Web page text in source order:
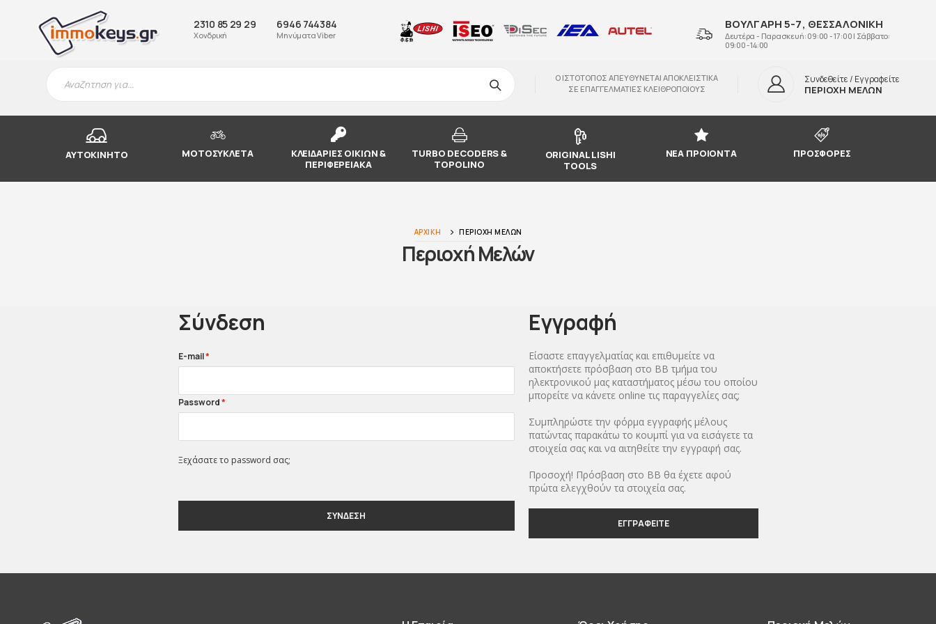
2310 85 29 29
Χονδρική
6946 744384
Μηνύματα Viber
ΒΟΥΛΓΑΡΗ 5-7, ΘΕΣΣΑΛΟΝΙΚΗ
Δευτέρα - Παρασκευή: 09:00 - 17:00 | Σάββατο:
09:00 -14:00
O ΙΣΤΟΤΟΠΟΣ ΑΠΕΥΘΥΝΕΤΑΙ ΑΠΟΚΛΕΙΣΤΙΚΑ
ΣΕ ΕΠΑΓΓΕΛΜΑΤΙΕΣ ΚΛΕΙΘΡΟΠΟΙΟΥΣ
Συνδεθείτε / Εγγραφείτε
ΠΕΡΙΟΧΗ ΜΕΛΩΝ
ΑΥΤΟΚΙΝΗΤΟ ΜΟΤΟΣΥΚΛΕΤΑ
ΚΛΕΙΔΑΡΙΕΣ ΟΙΚΙΩΝ &
ΠΕΡΙΦΕΡΕΙΑΚΑ
TURBO DECODERS &
TOPOLINO
ORIGINAL LISHI
TOOLS
ΝΕΑ ΠΡΟΙΟΝΤΑ ΠΡΟΣΦΟΡΕΣ
ΑΡΧΙΚΉ ΠΕΡΙΟΧΉ ΜΕΛΏΝ
Περιοχή Μελών
Σύνδεση
E-mail*
Password*
Ξεχάσατε το password σας;
ΣΥΝΔΕΣΗ
Εγγραφή
Είσαστε επαγγελματίας και επιθυμείτε να
αποκτήσετε πρόσβαση στο BB τμήμα του
ηλεκτρονικού μας καταστήματος μέσω του οποίου
μπορείτε να κάνετε online τις παραγγελίες σας;
Συμπληρώστε την φόρμα εγγραφής μέλους
πατώντας παρακάτω το κουμπί για να εισάγετε τα
στοιχεία σας και να αιτηθείτε την εγγραφή σας.
Προσοχή! Πρόσβαση στο BB θα έχετε αφού
πρώτα ελεγχθούν τα στοιχεία σας.
ΕΓΓΡΑΦΕΊΤΕ